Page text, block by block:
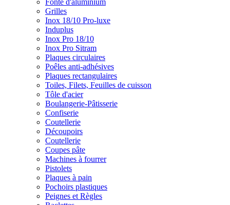
Fonte d'aluminium
Grilles
Inox 18/10 Pro-luxe
Induplus
Inox Pro 18/10
Inox Pro Sitram
Plaques circulaires
Poêles anti-adhésives
Plaques rectangulaires
Toiles, Filets, Feuilles de cuisson
Tôle d'acier
Boulangerie-Pâtisserie
Confiserie
Coutellerie
Découpoirs
Coutellerie
Coupes pâte
Machines à fourrer
Pistolets
Plaques à pain
Pochoirs plastiques
Peignes et Règles